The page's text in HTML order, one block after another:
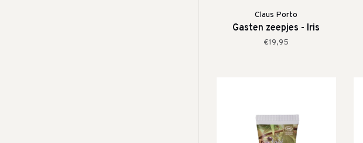
Claus Porto
Gasten zeepjes - Iris
€19,95